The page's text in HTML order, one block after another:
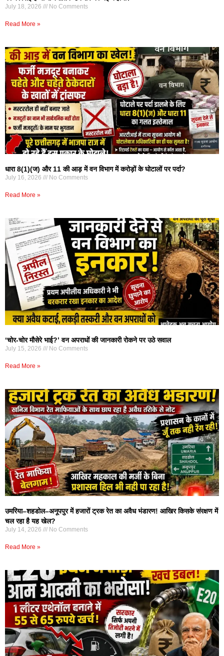
July 18, 2026 No Comments
Read More »
धारा 8(1)(ज) और 11 की आड़ में वन विभाग में करोड़ों के घोटालों पर पर्दा?
July 16, 2026 No Comments
Read More »
‘चोर-चोर मौसेरे भाई?’ वन अपराधों की जानकारी रोकने पर उठे सवाल
July 15, 2026 No Comments
Read More »
उमरिया–शहडोल–अनूपपुर में हजारों ट्रक रेत का अवैध भंडारण! आखिर किसके संरक्षण में
चल रहा है यह खेल?
July 14, 2026 No Comments
Read More »